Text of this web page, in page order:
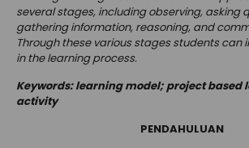
several stages, including observing, asking
gathering information, reasoning, and
Through these various stages students can
in the learning process.
Keywords: learning model; project based
activity
PENDAHULUAN